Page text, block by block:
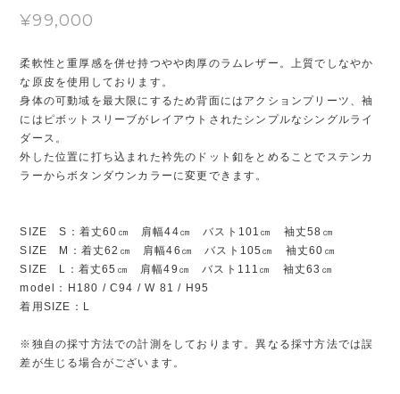
¥99,000
柔軟性と重厚感を併せ持つやや肉厚のラムレザー。上質でしなやか
な原皮を使用しております。
身体の可動域を最大限にするため背面にはアクションプリーツ、袖
にはピボットスリーブがレイアウトされたシンプルなシングルライ
ダース。
外した位置に打ち込まれた衿先のドット釦をとめることでステンカ
ラーからボタンダウンカラーに変更できます。
SIZE S：着丈60㎝ 肩幅44㎝ バスト101㎝ 袖丈58㎝
SIZE M：着丈62㎝ 肩幅46㎝ バスト105㎝ 袖丈60㎝
SIZE L：着丈65㎝ 肩幅49㎝ バスト111㎝ 袖丈63㎝
model：H180 / C94 / W 81 / H95
着用SIZE：L
※独自の採寸方法での計測をしております。異なる採寸方法では誤
差が生じる場合がございます。